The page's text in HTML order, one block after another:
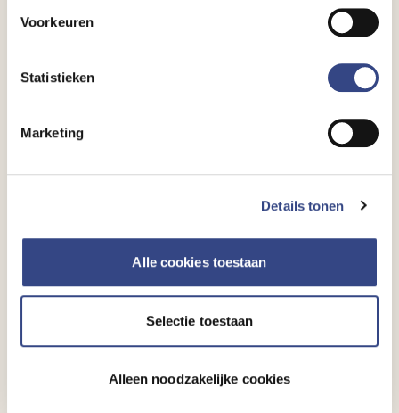
onderaan de pagina.
Voorkeuren
Statistieken
Marketing
Details tonen
Alle cookies toestaan
Selectie toestaan
Alleen noodzakelijke cookies
this
Bedrijf